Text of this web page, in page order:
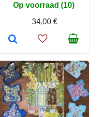
Op voorraad (10)
34,00 €